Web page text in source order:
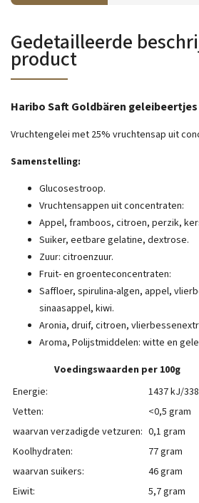
Gedetailleerde
product
Haribo Saft Goldbären geleibeertjes
Vruchtengelei met 25% vruchtensap uit
Samenstelling:
Glucosestroop.
Vruchtensappen uit concentraten:
Appel, framboos, citroen, perzik,
Suiker, eetbare gelatine, dextrose.
Zuur: citroenzuur.
Fruit- en groenteconcentraten:
Saffloer, spirulina-algen, appel,
sinaasappel, kiwi.
Aronia, druif, citroen,
Aroma, Polijstmiddelen: witte en
Voedingswaarden per 100g
Energie:
1437 kJ/
Vetten:
<0,5 gram
waarvan verzadigde vetzuren: 0,1 gram
Koolhydraten:
77 gram
waarvan suikers:
46 gram
Eiwit:
5,7 gram